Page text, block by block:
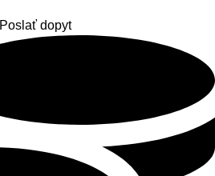
Poslať dopyt